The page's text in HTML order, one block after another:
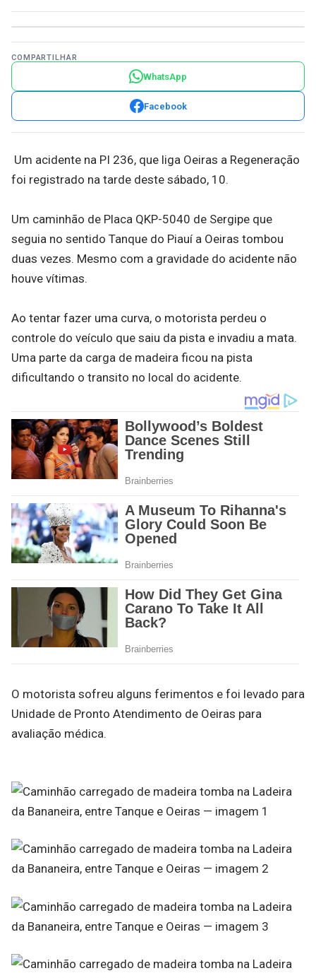
COMPARTILHAR
WhatsApp
Facebook
Um acidente na PI 236, que liga Oeiras a Regeneração
foi registrado na tarde deste sábado, 10.
Um caminhão de Placa QKP-5040 de Sergipe que
seguia no sentido Tanque do Piauí a Oeiras tombou
duas vezes. Mesmo com a gravidade do acidente não
houve vítimas.
Ao tentar fazer uma curva, o motorista perdeu o
controle do veículo que saiu da pista e invadiu a mata.
Uma parte da carga de madeira ficou na pista
dificultando o transito no local do acidente.
O motorista sofreu alguns ferimentos e foi levado para
Unidade de Pronto Atendimento de Oeiras para
avaliação médica.